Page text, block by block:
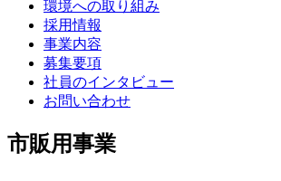
環境への取り組み
採用情報
事業内容
募集要項
社員のインタビュー
お問い合わせ
市販用事業